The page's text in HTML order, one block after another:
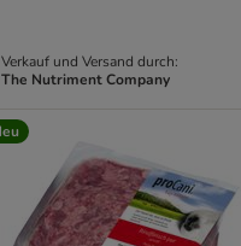
Verkauf und Versand durch:
The Nutriment Company